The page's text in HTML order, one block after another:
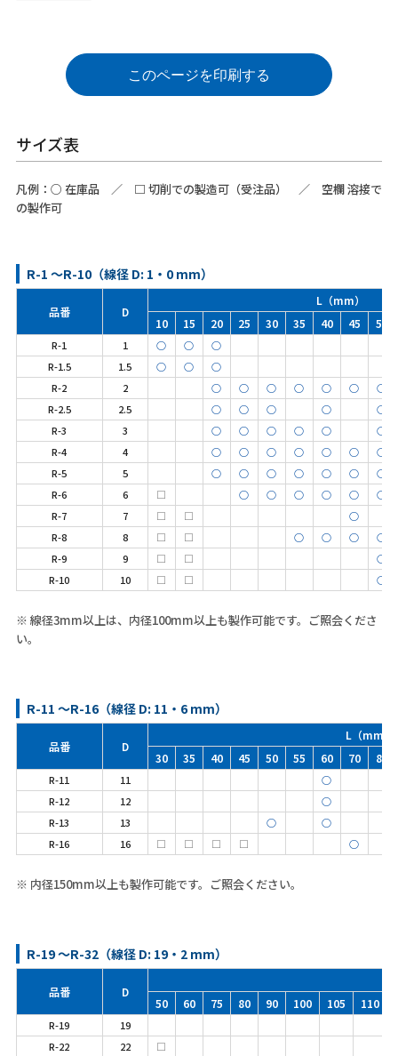
このページを印刷する
サイズ表
凡例： ○ 在庫品 ／ □ 切削での製造可（受注品） ／ 空欄 溶接で
の製作可
R-1 ～R-10（線径 D: 1・0 mm）
品番 D
L（mm）
10
15 20 25 30 35 40 45 50
R-1 1 ○ ○
○
R-1.5
1.5 ○ ○
○
R-2
2 ○ ○ ○ ○ ○ ○
○
R-2.5
2.5 ○ ○ ○ ○
○
R-3
3 ○ ○ ○ ○ ○
○
R-4
4 ○ ○ ○ ○ ○ ○
○
R-5
5 ○ ○ ○ ○ ○ ○
○
R-6
6 □ ○ ○ ○ ○ ○
○
R-7
7 □ □
○
R-8
8 □ □ ○ ○ ○
○
R-9
9 □ □
○
R-10
10 □ □ ○
※ 線径3mm以上は、内径100mm以上も製作可能です。ご照会くださ
い。
R-11 ～R-16（線径 D: 11・6 mm）
品番 D
L（mm）
30
35 40 45 50 55 60 70 80
R-11 11
○
R-12
12
○
R-13
13 ○
○
R-16
16 □ □ □ □ ○
※ 内径150mm以上も製作可能です。ご照会ください。
R-19 ～R-32（線径 D: 19・2 mm）
品番 D
50 60 75 80 90 100 105 110
R-19
19
R-22
22 □